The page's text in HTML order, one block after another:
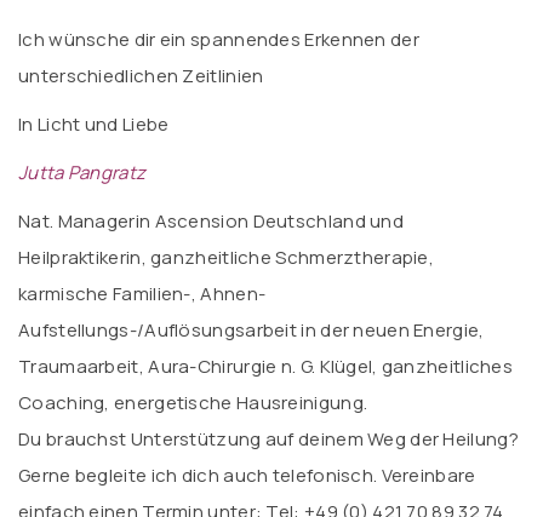
Ich wünsche dir ein spannendes Erkennen der
unterschiedlichen Zeitlinien
In Licht und Liebe
Jutta Pangratz
Nat. Managerin Ascension Deutschland und
Heilpraktikerin, ganzheitliche Schmerztherapie,
karmische Familien-, Ahnen-
Aufstellungs-/Auflösungsarbeit in der neuen Energie,
Traumaarbeit, Aura-Chirurgie n. G. Klügel, ganzheitliches
Coaching, energetische Hausreinigung.
Du brauchst Unterstützung auf deinem Weg der Heilung?
Gerne begleite ich dich auch telefonisch. Vereinbare
einfach einen Termin unter: Tel: +49 (0) 421 70 89 32 74